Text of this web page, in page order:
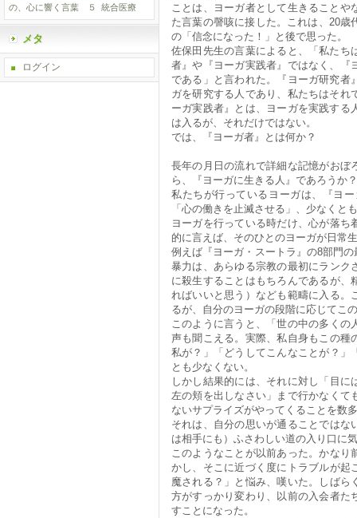
ことは、ヨーガ者として生きることや
た言葉の謦咳に接した。これは、20歳
の「信念になった！」と後で思った。
佐保田先生の言葉によると、「私たち
者』や『ヨーガ実践者』ではなく、『
である」と言われた。『ヨーガ研究者
ガを研究する人であり、私たちはそれ
ーガ実践者』とは、ヨーガを実践する
は入るが、それだけではない。
では、『ヨーガ者』とは何か？
長年の月日の流れで詳細な記憶がおぼ
ら、『ヨーガに生きる人』であろうか？
私たちが行っているヨーガは、『ヨ
「心の働きを止滅させる」、少なくと
ヨーガを行っている時だけ、心が落
的に言えば、そのひとのヨーガが日常
例えば『ヨーガ・スートラ』の8部門
暴力は、あらゆる宗教の最初にランク
に殺生することはもちろんであるが
ればいいと思う）なども範疇に入る。
るが、自分のヨーガの段階に応じてこ
このように言うと、「世の中の多く
声も聞こえる。実際、私自身もこの種
私が？」「どうしてこんなことが？」
とも少なくない。
しかし結果的には、それに対し「目
左の頬を出しなさい」まで行かなくて
ないサプライズがやってくることを数
それは、自分の思いが通ることでは
は相手にも）ふさわしい道の入り口に
このようなことが以前あった。かな
かし、そこに近づく度にトラブルが起
魔される？」と悩み、嘆いた。しば
方がすっかり変わり、以前の入会者た
すことになった。
の、心に響く言葉 ５
統合医療
メタ
ログイン